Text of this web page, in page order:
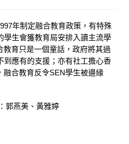
年制定融合教育政策，有特殊
學生會獲教育局安排入讀主流學
育只是一個童話，政府將其過
到應有的支援；亦有社工擔心香
融合教育反令SEN學生被邊緣
郭燕美、黃雅婷